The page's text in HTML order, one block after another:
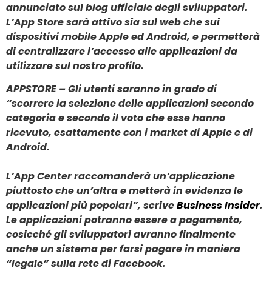
annunciato sul blog ufficiale degli sviluppatori.
L’App Store sarà attivo sia sul web che sui
dispositivi mobile Apple ed Android, e permetterà
di centralizzare l’accesso alle applicazioni da
utilizzare sul nostro profilo.
APPSTORE – Gli utenti saranno in grado di
“scorrere la selezione delle applicazioni secondo
categoria e secondo il voto che esse hanno
ricevuto, esattamente con i market di Apple e di
Android.
L’App Center raccomanderà un’applicazione
piuttosto che un’altra e metterà in evidenza le
applicazioni più popolari”, scriveBusiness Insider.
Le applicazioni potranno essere a pagamento,
cosicché gli sviluppatori avranno finalmente
anche un sistema per farsi pagare in maniera
“legale” sulla rete di Facebook.